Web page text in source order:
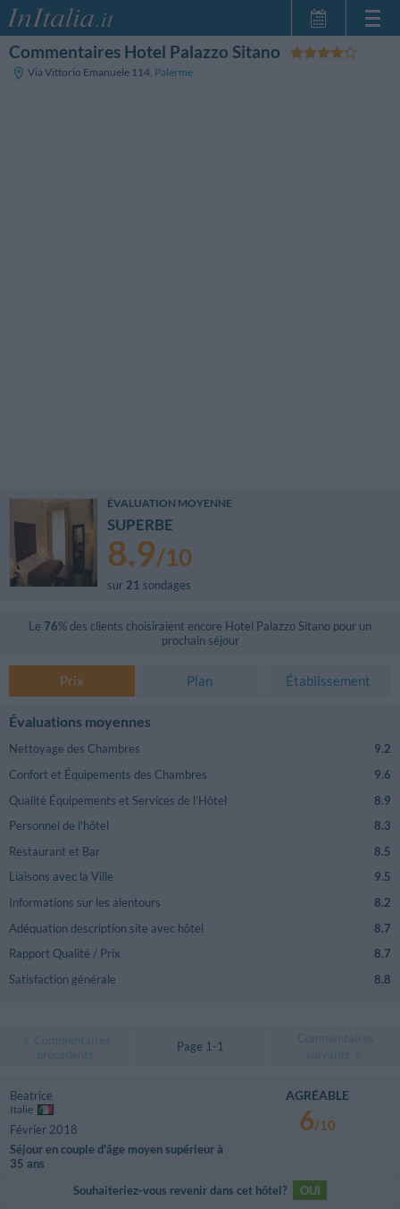
Page d'Accueil
Commentaires Hotel Palazzo Sitano
Via Vittorio Emanuele 114, Palerme
ÉVALUATION MOYENNE
SUPERBE
8.9/10
sur 21 sondages
Le 76% des clients choisiraient encore Hotel Palazzo Sitano pour un
prochain séjour
Prix Plan Établissement
Évaluations moyennes
Nettoyage des Chambres
9.2
Confort et Équipements des Chambres
9.6
Qualité Équipements et Services de l’Hôtel
8.9
Personnel de l'hôtel
8.3
Restaurant et Bar
8.5
Liaisons avec la Ville
9.5
Informations sur les alentours
8.2
Adéquation description site avec hôtel
8.7
Rapport Qualité / Prix
8.7
Satisfaction générale
8.8
Page 1-1
Beatrice
Italie
Février 2018
Séjour en couple d'âge moyen supérieur à
35 ans
AGRÉABLE
6/10
Souhaiteriez-vous revenir dans cet hôtel?
OUI